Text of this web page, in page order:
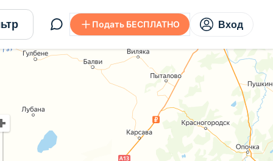
Подать БЕСПЛАТНО Вход